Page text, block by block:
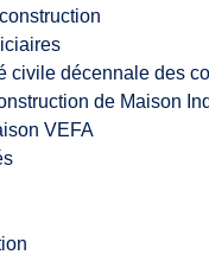
civile décennale des
de Maison
VEFA